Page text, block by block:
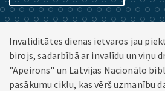
Invaliditātes dienas ietvaros jau
birojs, sadarbībā ar invalīdu un viņu
"Apeirons" un Latvijas Nacionālo
pasākumu ciklu, kas vērš uzmanību